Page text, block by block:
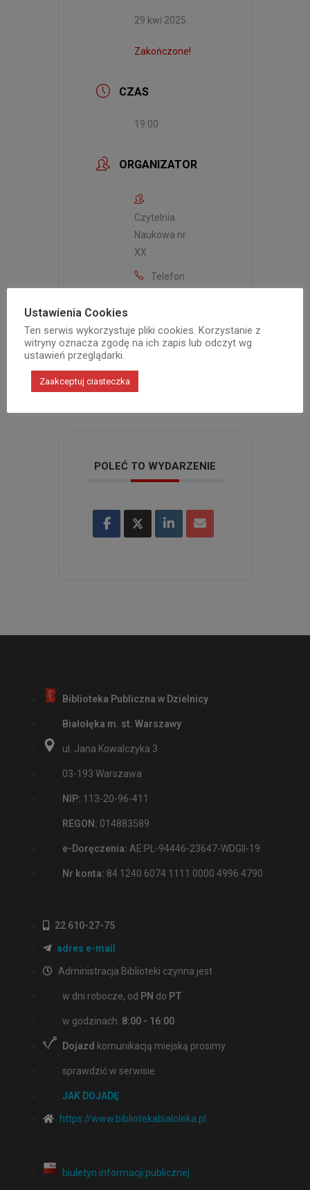
29 kwi 2025
Zakończone!
CZAS
19:00
ORGANIZATOR
Czytelnia
Naukowa nr
XX
Telefon
Email
POLEĆ TO WYDARZENIE
Biblioteka Publiczna w Dzielnicy
Białołęka m. st. Warszawy
ul. Jana Kowalczyka 3
03-193 Warszawa
NIP: 113-20-96-411
REGON: 014883589
e-Doręczenia: AE:PL-94446-23647-WDGII-19
Nr konta: 84 1240 6074 1111 0000 4996 4790
22 610-27-75
adres e-mail
Administracja Biblioteki czynna jest
w dni robocze, od PN do PT
w godzinach 8:00 - 16:00
Dojazd komunikacją miejską prosimy
sprawdzić w serwisie
JAK DOJADĘ
https://www.bibliotekabialoleka.pl
biuletyn informacji publicznej
Ustawienia Cookies
Ten serwis wykorzystuje pliki cookies. Korzystanie z
witryny oznacza zgodę na ich zapis lub odczyt wg
ustawień przeglądarki.
Zaakceptuj ciasteczka